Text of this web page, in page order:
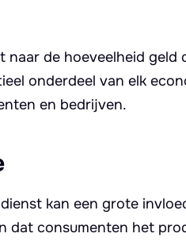
naar de hoeveelheid
onderdeel van elk
en bedrijven.
kan een grote
dat consumenten het